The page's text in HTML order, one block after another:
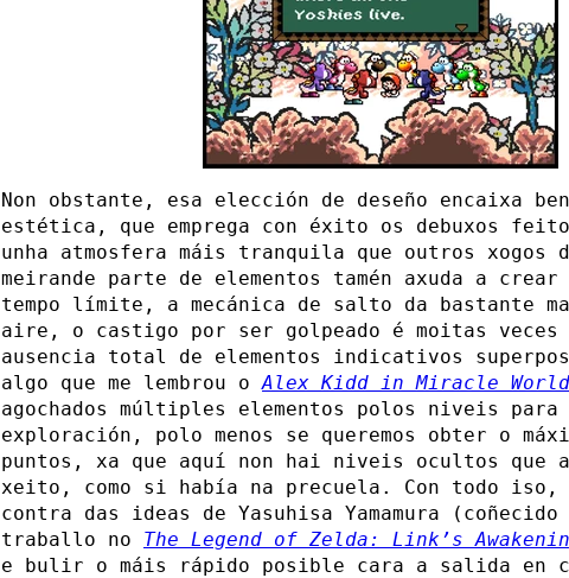
Non obstante, esa elección de deseño encaixa
estética, que emprega con éxito os debuxos
unha atmosfera máis tranquila que outros xogos
meirande parte de elementos tamén axuda a
tempo límite, a mecánica de salto da bastante
aire, o castigo por ser golpeado é moitas veces
ausencia total de elementos indicativos
algo que me lembrou oAlex Kidd in Miracle World
agochados múltiples elementos polos niveis para
exploración, polo menos se queremos obter o
puntos, xa que aquí non hai niveis ocultos que
xeito, como si había na precuela. Con todo
contra das ideas de Yasuhisa Yamamura
traballo no The Legend of Zelda: Link’s
e bulir o máis rápido posible cara a salida en